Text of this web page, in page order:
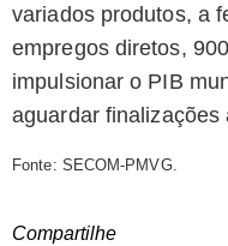
variados produtos, a
empregos diretos,
impulsionar o PIB
aguardar finalizações
Fonte: SECOM-PMVG.
Compartilhe